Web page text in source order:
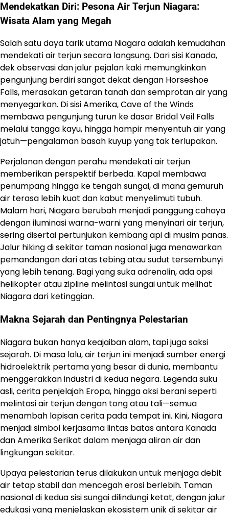
Mendekatkan Diri: Pesona Air Terjun Niagara:
Wisata Alam yang Megah
Salah satu daya tarik utama Niagara adalah kemudahan
mendekati air terjun secara langsung. Dari sisi Kanada,
dek observasi dan jalur pejalan kaki memungkinkan
pengunjung berdiri sangat dekat dengan Horseshoe
Falls, merasakan getaran tanah dan semprotan air yang
menyegarkan. Di sisi Amerika, Cave of the Winds
membawa pengunjung turun ke dasar Bridal Veil Falls
melalui tangga kayu, hingga hampir menyentuh air yang
jatuh—pengalaman basah kuyup yang tak terlupakan.
Perjalanan dengan perahu mendekati air terjun
memberikan perspektif berbeda. Kapal membawa
penumpang hingga ke tengah sungai, di mana gemuruh
air terasa lebih kuat dan kabut menyelimuti tubuh.
Malam hari, Niagara berubah menjadi panggung cahaya
dengan iluminasi warna-warni yang menyinari air terjun,
sering disertai pertunjukan kembang api di musim panas.
Jalur hiking di sekitar taman nasional juga menawarkan
pemandangan dari atas tebing atau sudut tersembunyi
yang lebih tenang. Bagi yang suka adrenalin, ada opsi
helikopter atau zipline melintasi sungai untuk melihat
Niagara dari ketinggian.
Makna Sejarah dan Pentingnya Pelestarian
Niagara bukan hanya keajaiban alam, tapi juga saksi
sejarah. Di masa lalu, air terjun ini menjadi sumber energi
hidroelektrik pertama yang besar di dunia, membantu
menggerakkan industri di kedua negara. Legenda suku
asli, cerita penjelajah Eropa, hingga aksi berani seperti
melintasi air terjun dengan tong atau tali—semua
menambah lapisan cerita pada tempat ini. Kini, Niagara
menjadi simbol kerjasama lintas batas antara Kanada
dan Amerika Serikat dalam menjaga aliran air dan
lingkungan sekitar.
Upaya pelestarian terus dilakukan untuk menjaga debit
air tetap stabil dan mencegah erosi berlebih. Taman
nasional di kedua sisi sungai dilindungi ketat, dengan jalur
edukasi yang menjelaskan ekosistem unik di sekitar air